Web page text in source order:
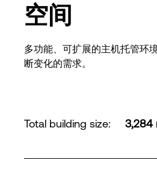
空间
多功能、可扩展的主机托管环
断变化的需求。
Total building size: 3,284